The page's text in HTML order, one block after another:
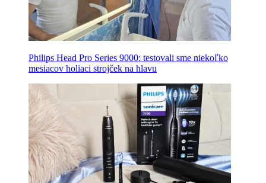
Philips Head Pro Series 9000: testovali sme niekoľko
mesiacov holiaci strojček na hlavu